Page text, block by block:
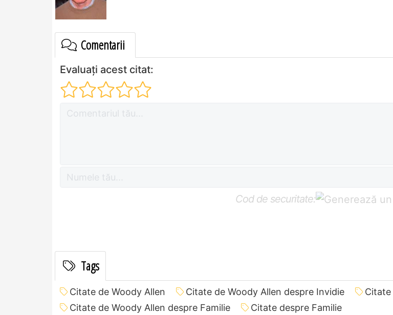
Comentarii
Evaluați acest citat:
Cod de securitate:
Tags
Citate de Woody Allen Citate de Woody Allen despre Invidie
Citate de Woody Allen despre Familie
Citate despre Familie